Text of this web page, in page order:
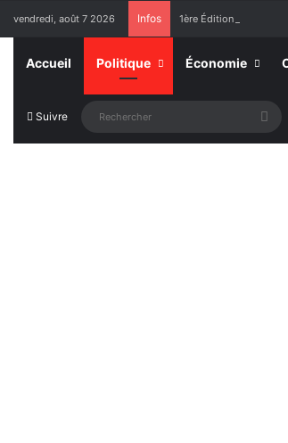
vendredi, août 7 2026 Infos 1ère Édition des
Accueil Politique Économie
Suivre